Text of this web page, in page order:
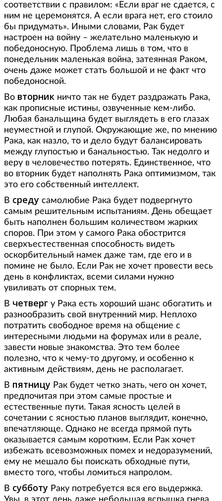
соответствии с правилом: «Если враг не сдается, с
ним не церемонятся. А если врага нет, его стоило
бы придумать». Иными словами, Рак будет
настроен на войну – желательно маленькую и
победоносную. Проблема лишь в том, что в
понедельник маленькая война, затеянная Раком,
очень даже может стать большой и не факт что
победоносной.
Во вторник ничто так не будет раздражать Рака,
как прописные истины, озвученные кем-либо.
Любая банальщина будет выглядеть в его глазах
неуместной и глупой. Окружающие же, по мнению
Рака, как назло, то и дело будут балансировать
между глупостью и банальностью. Так недолго и
веру в человечество потерять. Единственное, что
во вторник будет наполнять Рака оптимизмом, так
это его собственный интеллект.
В среду самолюбие Рака будет подвергнуто
самым решительным испытаниям. День обещает
быть наполнен большим количеством жарких
споров. При этом у самого Рака обострится
сверхъестественная способность видеть
оскорбительный намек даже там, где его и в
помине не было. Если Рак не хочет провести весь
день в конфликтах, всеми силами нужно
увиливать от спорных тем.
В четверг у Рака есть хороший шанс обогатить и
разнообразить свой внутренний мир. Неплохо
потратить свободное время на общение с
интересными людьми на форумах или в реале,
завести новые знакомства. Это тем более
полезно, что к чему-то другому, и особенно к
активным действиям, день не располагает.
В пятницу Рак будет четко знать, чего он хочет,
предпочитая при этом самые простые и
естественные пути. Такая ясность целей в
сочетании с ясностью планов выглядит, конечно,
впечатляюще. Однако не всегда прямой путь
оказывается самым коротким. Если Рак хочет
избежать всевозможных помех и недоразумений,
ему не мешало бы поискать обходные пути,
вместо того, чтобы ломиться напролом.
В субботу Раку потребуется вся его выдержка.